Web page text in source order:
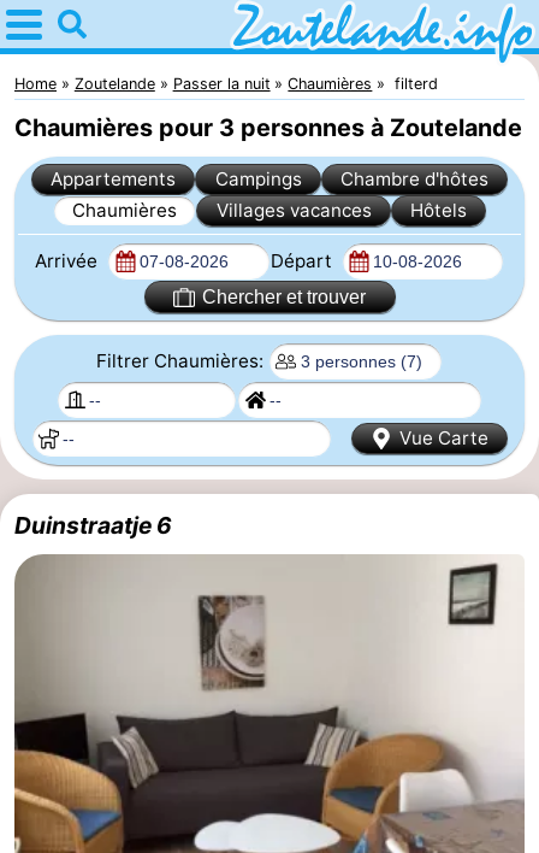
Home
Zoutelande
Astuces
Avec
enfants
Webcam
Langstraat
Webcam
Plage
Passer
la
nuit
Appartements
-
Aparthotel
-
Duinweg
18
-
Kurhaus
-
Residentie
Campings
Home Zoutelande Passer la nuit Chaumières filterd
Chaumières pour 3 personnes à Zoutelande
Appartements Campings
Chambre d'hôtes
Chaumières
Villages vacances Hôtels
Arrivée Départ
Chercher et trouver
Filtrer Chaumières:
Vue Carte
Duinstraatje 6